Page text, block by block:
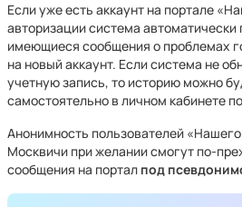
Если уже есть аккаунт на портале
авторизации система автоматически
имеющиеся сообщения о проблемах
на новый аккаунт. Если система не
учетную запись, то историю можно
самостоятельно в личном кабинете
Анонимность пользователей
Москвичи при желании смогут по-
сообщения на портал под